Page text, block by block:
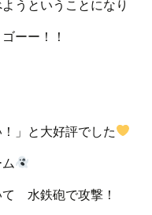
うということになり
ーー！！
」と大好評でした
水鉄砲で攻撃！